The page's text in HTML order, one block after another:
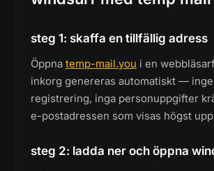
steg 1: skaffa en tillfällig adress
Öppna temp-mail.you i en
inkorg genereras automatiskt —
registrering, inga personuppgifter
e-postadressen som visas högst
steg 2: ladda ner och öppna